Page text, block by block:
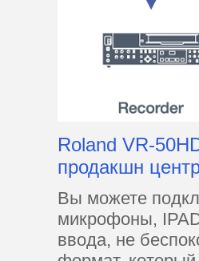
Roland VR-
продакшн
Вы можете
микрофоны,
ввода, не